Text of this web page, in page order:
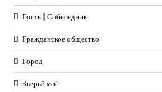
Гость | Собеседник
Гражданское общество
Город
Зверьё моё